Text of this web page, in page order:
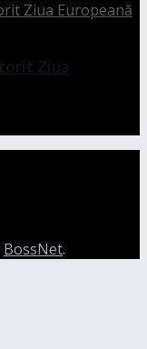
BossNet.